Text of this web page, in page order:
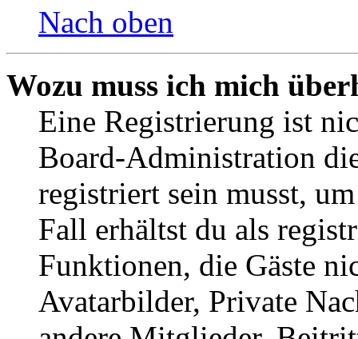
Nach oben
Wozu muss ich mich
Eine Registrierung ist
Board-Administration
registriert sein musst,
Fall erhältst du als
Funktionen, die Gäste
Avatarbilder, Private